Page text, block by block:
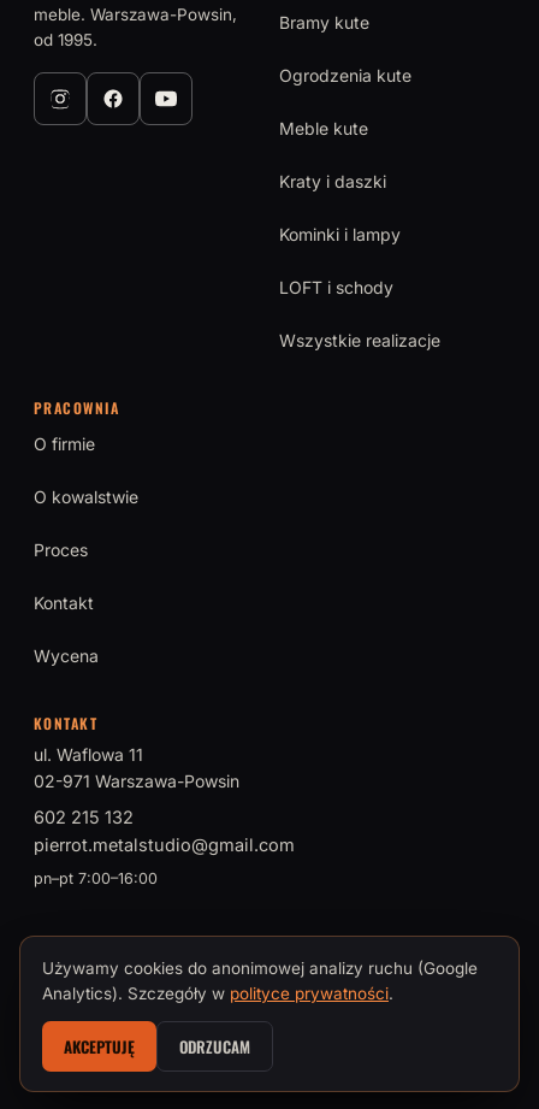
meble. Warszawa-Powsin,
od 1995.
Bramy kute
Ogrodzenia kute
Meble kute
Kraty i daszki
Kominki i lampy
LOFT i schody
Wszystkie realizacje
PRACOWNIA
O firmie
O kowalstwie
Proces
Kontakt
Wycena
KONTAKT
ul. Waflowa 11
02-971 Warszawa-Powsin
602 215 132
pierrot.metalstudio@gmail.com
pn–pt 7:00–16:00
© 2026 PIERROT Metal Studio · Tomasz Brokman, Mistrz Sztuki
Polityka prywatności i cookies
Używamy cookies do anonimowej analizy ruchu (Google
Analytics). Szczegóły w polityce prywatności.
AKCEPTUJĘ ODRZUCAM